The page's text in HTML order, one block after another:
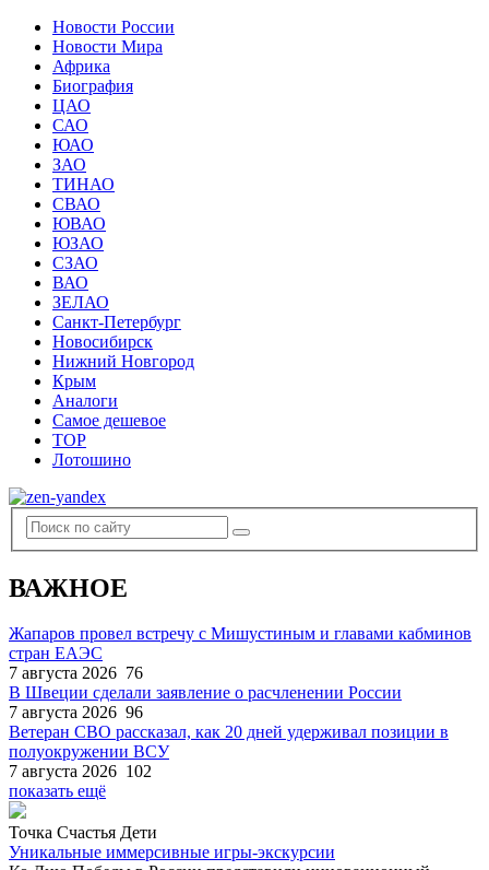
Новости России
Новости Мира
Африка
Биография
ЦАО
САО
ЮАО
ЗАО
ТИНАО
СВАО
ЮВАО
ЮЗАО
СЗАО
ВАО
ЗЕЛАО
Санкт-Петербург
Новосибирск
Нижний Новгород
Крым
Аналоги
Самое дешевое
TOP
Лотошино
ВАЖНОЕ
Жапаров провел встречу с Мишустиным и главами кабминов
стран ЕАЭС
7 августа 2026 76
В Швеции сделали заявление о расчленении России
7 августа 2026 96
Ветеран СВО рассказал, как 20 дней удерживал позиции в
полуокружении ВСУ
7 августа 2026 102
показать ещё
Точка Счастья Дети
Уникальные иммерсивные игры-экскурсии